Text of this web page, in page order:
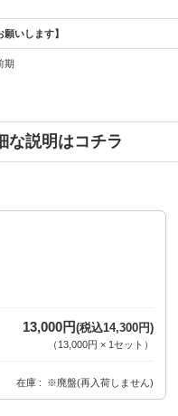
願いします】
期
な説明はコチラ
13,000円(税込14,300円)
（ 13,000円 × 1セット ）
在庫 ※廃盤(再入荷しません)